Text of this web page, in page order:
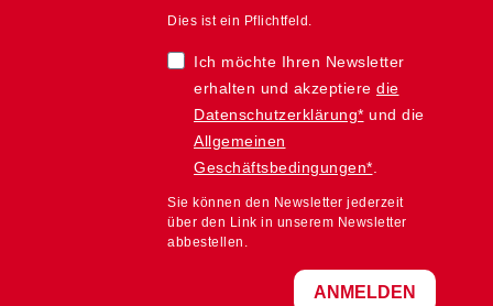
Dies ist ein Pflichtfeld.
Ich möchte Ihren Newsletter
erhalten und akzeptiere die
Datenschutzerklärung* und die
Allgemeinen
Geschäftsbedingungen*.
Sie können den Newsletter jederzeit
über den Link in unserem Newsletter
abbestellen.
ANMELDEN